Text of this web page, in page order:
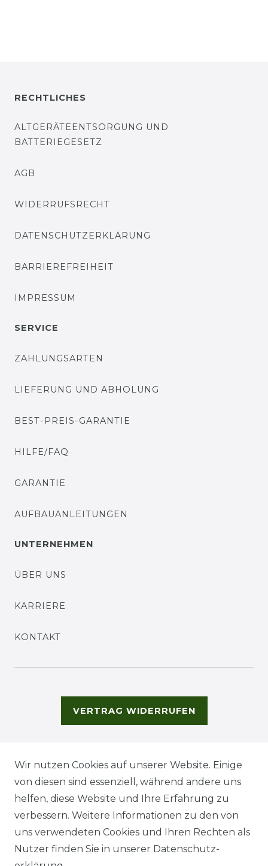
RECHTLICHES
ALTGERÄTEENTSORGUNG UND
BATTERIEGESETZ
AGB
WIDERRUFSRECHT
DATENSCHUTZERKLÄRUNG
BARRIEREFREIHEIT
IMPRESSUM
SERVICE
ZAHLUNGSARTEN
LIEFERUNG UND ABHOLUNG
BEST-PREIS-GARANTIE
HILFE/FAQ
GARANTIE
AUFBAUANLEITUNGEN
UNTERNEHMEN
ÜBER UNS
KARRIERE
KONTAKT
VERTRAG WIDERRUFEN
Wir nutzen Cookies auf unserer Website. Einige
von diesen sind essenziell, während andere uns
helfen, diese Website und Ihre Erfahrung zu
verbessern. Weitere Informationen zu den von
uns verwendeten Cookies und Ihren Rechten als
Nutzer finden Sie in unserer Daten­schutz­